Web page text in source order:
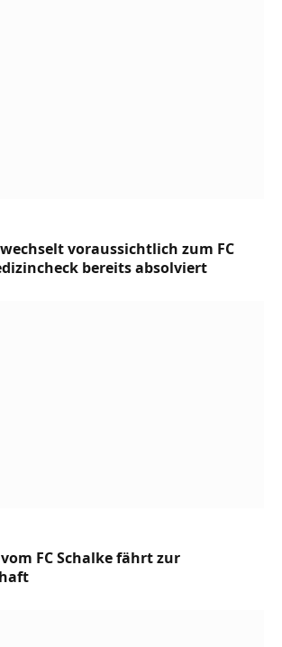
voraussichtlich zum FC
bereits absolviert
FC Schalke fährt zur